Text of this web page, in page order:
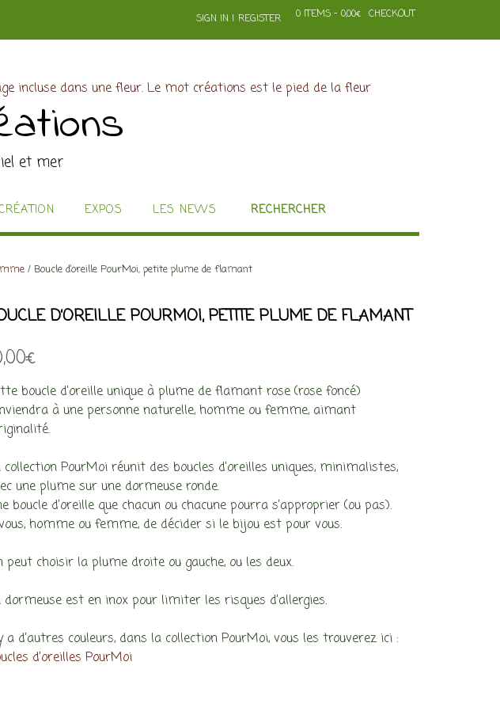
SIGN IN | REGISTER 0 ITEMS - 0,00€ CHECKOUT
et mer
EXPOS LES NEWS RECHERCHER
/ Boucle d’oreille PourMoi, petite plume de flamant
D’OREILLE POURMOI, PETITE PLUME DE FLAMANT
€
boucle d’oreille unique à plume de flamant rose (rose foncé)
à une personne naturelle, homme ou femme, aimant
collection PourMoi réunit des boucles d’oreilles uniques, minimalistes,
une plume sur une dormeuse ronde.
boucle d’oreille que chacun ou chacune pourra s’approprier (ou pas).
homme ou femme, de décider si le bijou est pour vous.
peut choisir la plume droite ou gauche, ou les deux.
dormeuse est en inox pour limiter les risques d’allergies.
a d’autres couleurs, dans la collection PourMoi, vous les trouverez ici :
d’oreilles PourMoi